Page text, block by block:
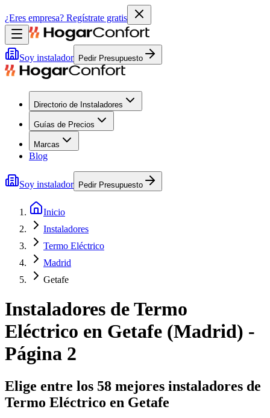
¿Eres empresa? Regístrate gratis
Soy instalador Pedir Presupuesto
Directorio de Instaladores
Guías de Precios
Marcas
Blog
Soy instalador Pedir Presupuesto
Inicio
Instaladores
Termo Eléctrico
Madrid
Getafe
Instaladores deTermo
Eléctrico en Getafe (Madrid) -
Página 2
Elige entre los 58 mejores instaladores de
Termo Eléctrico en Getafe